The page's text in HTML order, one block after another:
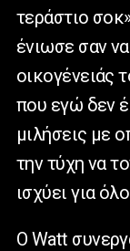
τεράστιο
ένιωσε σαν
οικογένειάς
που εγώ δεν
μιλήσεις με
την τύχη να
ισχύει για
Ο Watt